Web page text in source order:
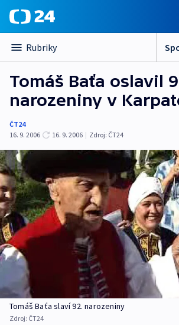
Rubriky
Tomáš Baťa oslavil
narozeniny v
ČT24
16. 9. 2006
16. 9. 2006 | Zdroj: ČT24
Tomáš Baťa slaví 92. narozeniny
Zdroj: ČT24